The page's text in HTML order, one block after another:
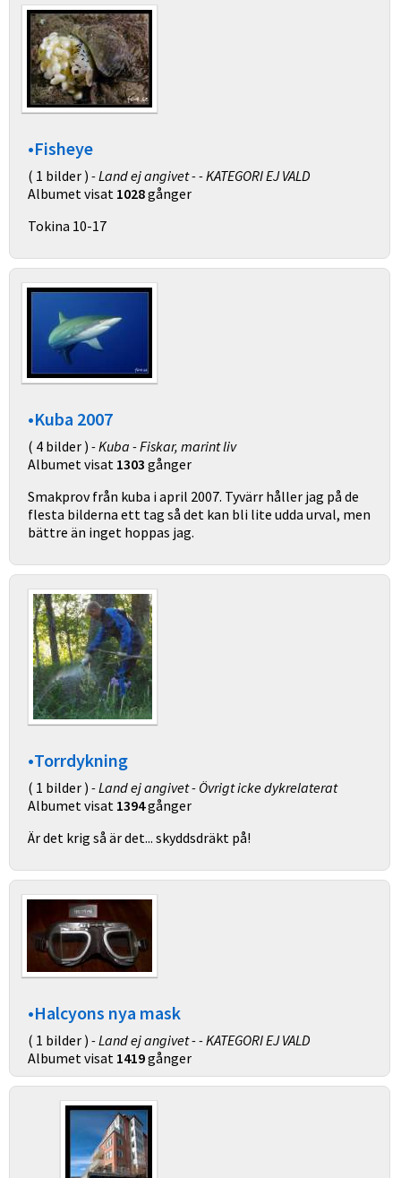
•Fisheye
( 1 bilder ) - Land ej angivet - - KATEGORI EJ VALD
Albumet visat 1028gånger
Tokina 10-17
•Kuba 2007
( 4 bilder ) - Kuba - Fiskar, marint liv
Albumet visat 1303 gånger
Smakprov från kuba i april 2007. Tyvärr håller jag på de
flesta bilderna ett tag så det kan bli lite udda urval, men
bättre än inget hoppas jag.
•Torrdykning
( 1 bilder ) - Land ej angivet - Övrigt icke dykrelaterat
Albumet visat 1394gånger
Är det krig så är det... skyddsdräkt på!
•Halcyons nya mask
( 1 bilder ) - Land ej angivet - - KATEGORI EJ VALD
Albumet visat 1419gånger